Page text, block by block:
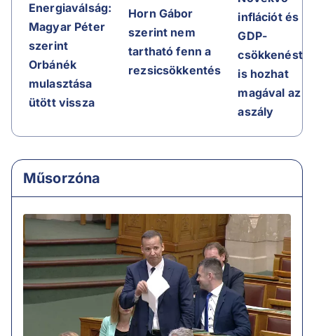
Energiaválság:
Magyar Péter
szerint
Orbánék
mulasztása
ütött vissza
Horn Gábor
szerint nem
tartható fenn a
rezsicsökkentés
inflációt és
GDP-
csökkenést
is hozhat
magával az
aszály
Műsorzóna